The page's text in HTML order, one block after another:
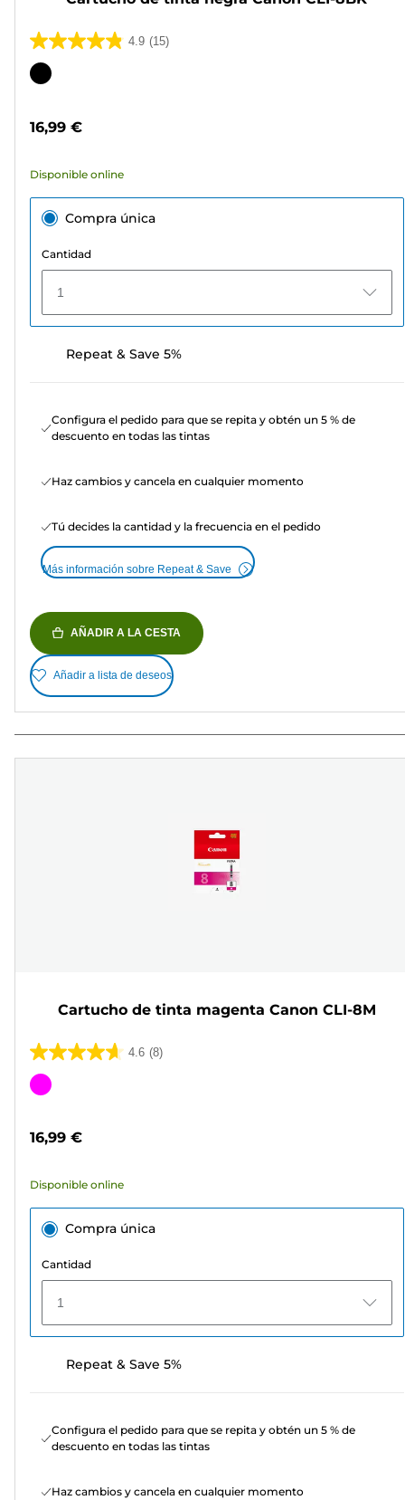
4.9 (15)
4.9
de
15
Cartucho
16,99 €
Disponible online
Compra única
Cantidad
1
Repeat & Save 5%
Configura el pedido para que se repita y obtén un 5 % de
descuento en todas las tintas
Haz cambios y cancela en cualquier momento
Tú decides la cantidad y la frecuencia en el pedido
Más información sobre Repeat & Save
AÑADIR A LA CESTA
Añadir a lista de deseos
Cartucho de tinta magenta Canon CLI-8M
4.6 (8)
4.6
de
Cartucho
16,99 €
Disponible online
Compra única
Cantidad
1
Repeat & Save 5%
Configura el pedido para que se repita y obtén un 5 % de
descuento en todas las tintas
Haz cambios y cancela en cualquier momento